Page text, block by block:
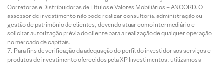
Corretoras e Distribuidoras de Títulos e Valores Mobiliários – ANCORD. O
assessor de investimento não pode realizar consultoria, administração ou
gestão de patrimônio de clientes, devendo atuar como intermediário e
solicitar autorização prévia do cliente para a realização de qualquer operação
no mercado de capitais.
Para fins de verificação da adequação do perfil do investidor aos serviços e
produtos de investimento oferecidos pela XP Investimentos, utilizamos a